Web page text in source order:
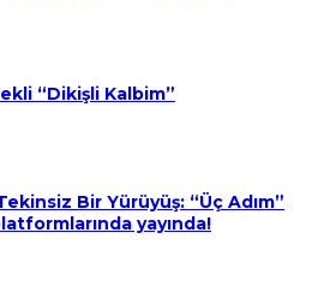
“Dikişli Kalbim”
Bir Yürüyüş: “Üç Adım”
yayında!